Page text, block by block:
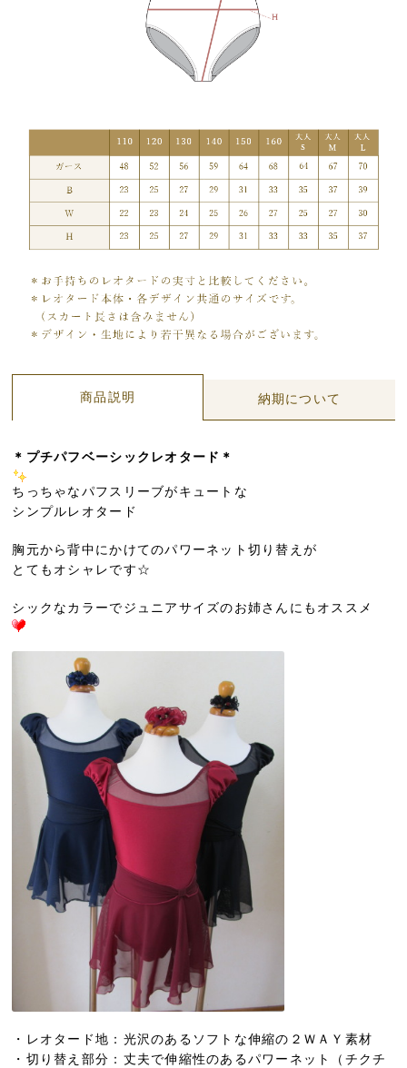
商品説明 納期について
＊プチパフベーシックレオタード＊
ちっちゃなパフスリーブがキュートな
シンプルレオタード
胸元から背中にかけてのパワーネット切り替えが
とてもオシャレです☆
シックなカラーでジュニアサイズのお姉さんにもオススメ
・レオタード地：光沢のあるソフトな伸縮の２ＷＡＹ素材
・切り替え部分：丈夫で伸縮性のあるパワーネット（チクチ